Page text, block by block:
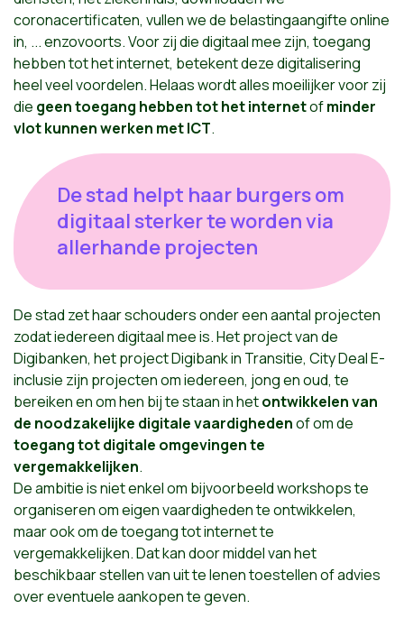
coronacertificaten, vullen we de belastingaangifte online
in, ... enzovoorts. Voor zij die digitaal mee zijn, toegang
hebben tot het internet, betekent deze digitalisering
heel veel voordelen. Helaas wordt alles moeilijker voor zij
die geen toegang hebben tot het internetofminder
vlot kunnen werken met ICT.
De stad helpt haar burgers om
digitaal sterker te worden via
allerhande projecten
De stad zet haar schouders onder een aantal projecten
zodat iedereen digitaal mee is. Het project van de
Digibanken, het project Digibank in Transitie, City Deal E-
inclusie zijn projecten om iedereen, jong en oud, te
bereiken en om hen bij te staan in hetontwikkelen van
de noodzakelijke digitale vaardighedenof om de
toegang tot digitale omgevingen te
vergemakkelijken.
De ambitie is niet enkel om bijvoorbeeld workshops te
organiseren om eigen vaardigheden te ontwikkelen,
maar ook om de toegang tot internet te
vergemakkelijken. Dat kan door middel van het
beschikbaar stellen van uit te lenen toestellen of advies
over eventuele aankopen te geven.